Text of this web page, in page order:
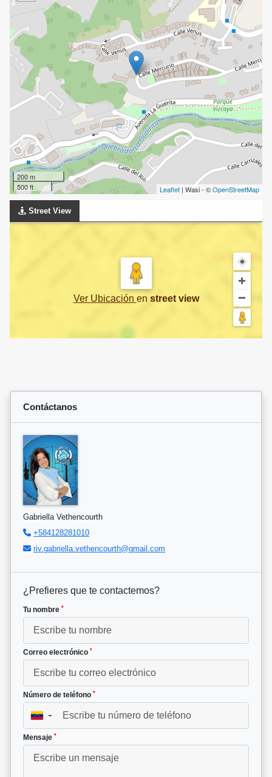
200 m
500 ft
Leaflet | Wasi - ©OpenStreetMap
Street View
Ver Ubicación en street view
Contáctanos
Gabriella Vethencourth
+584128281010
riv.gabriella.vethencourth@gmail.com
¿Prefieres que te contactemos?
Tu nombre *
Correo electrónico *
Número de teléfono *
▼
Mensaje *